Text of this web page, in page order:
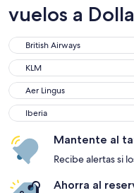
vuelos a
British Airways
British Airways
KLM
KLM
Aer Lingus
Aer Lingus
Iberia
Iberia
Mantente al
Recibe alertas si
Ahorra al